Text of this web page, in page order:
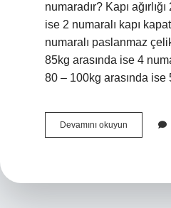
numaradır? Kapı
ise 2 numaralı kapı
numaralı paslanmaz
85kg arasında ise 4
80 – 100kg arasında ise
Devamını okuyun
Marka